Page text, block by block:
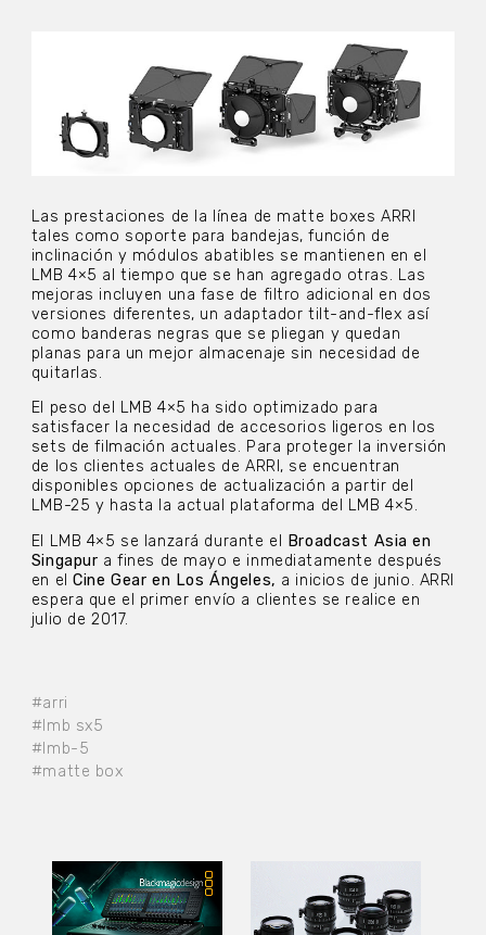
#arri
#lmb sx5
#lmb-5
#matte box
Las prestaciones de la línea de matte boxes ARRI
tales como soporte para bandejas, función de
inclinación y módulos abatibles se mantienen en el
LMB 4×5 al tiempo que se han agregado otras. Las
mejoras incluyen una fase de filtro adicional en dos
versiones diferentes, un adaptador tilt-and-flex así
como banderas negras que se pliegan y quedan
planas para un mejor almacenaje sin necesidad de
quitarlas.
El peso del LMB 4×5 ha sido optimizado para
satisfacer la necesidad de accesorios ligeros en los
sets de filmación actuales. Para proteger la inversión
de los clientes actuales de ARRI, se encuentran
disponibles opciones de actualización a partir del
LMB-25 y hasta la actual plataforma del LMB 4×5.
El LMB 4×5 se lanzará durante el
Broadcast Asia en
Singapur a fines de mayo e inmediatamente después
en elCine Gear en Los Ángeles, a inicios de junio. ARRI
espera que el primer envío a clientes se realice en
julio de 2017.